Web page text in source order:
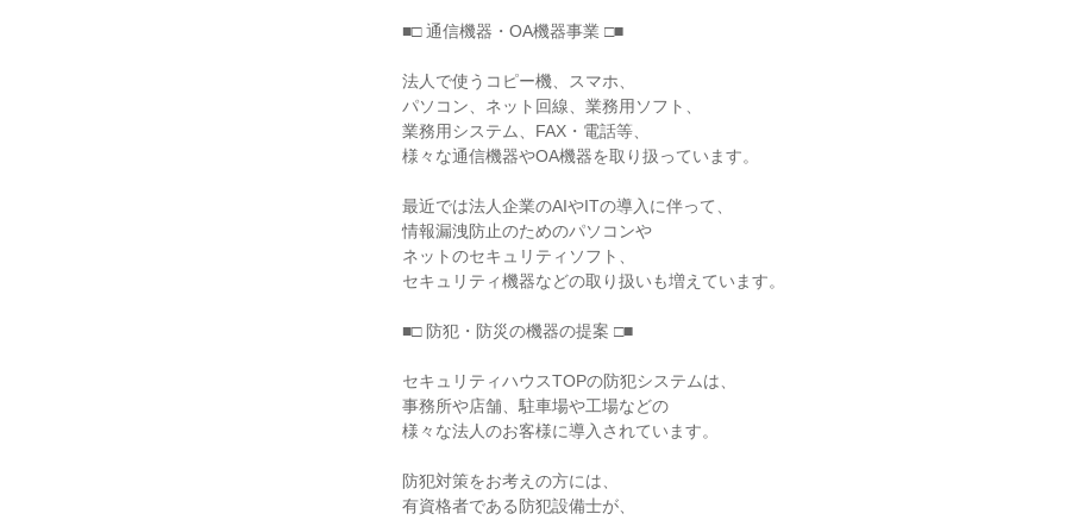
■□ 通信機器・OA機器事業 □■
法人で使うコピー機、スマホ、
パソコン、ネット回線、業務用ソフト、
業務用システム、FAX・電話等、
様々な通信機器やOA機器を取り扱っています。
最近では法人企業のAIやITの導入に伴って、
情報漏洩防止のためのパソコンや
ネットのセキュリティソフト、
セキュリティ機器などの取り扱いも増えています。
■□ 防犯・防災の機器の提案 □■
セキュリティハウスTOPの防犯システムは、
事務所や店舗、駐車場や工場などの
様々な法人のお客様に導入されています。
防犯対策をお考えの方には、
有資格者である防犯設備士が、